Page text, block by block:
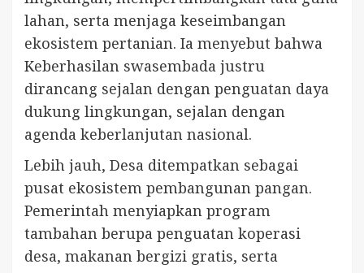
lahan, serta menjaga keseimbangan
ekosistem pertanian. Ia menyebut bahwa
Keberhasilan swasembada justru
dirancang sejalan dengan penguatan daya
dukung lingkungan, sejalan dengan
agenda keberlanjutan nasional.
Lebih jauh, Desa ditempatkan sebagai
pusat ekosistem pembangunan pangan.
Pemerintah menyiapkan program
tambahan berupa penguatan koperasi
desa, makanan bergizi gratis, serta